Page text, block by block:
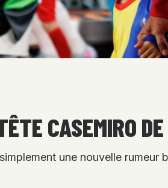
CASEMIRO
une nouvelle